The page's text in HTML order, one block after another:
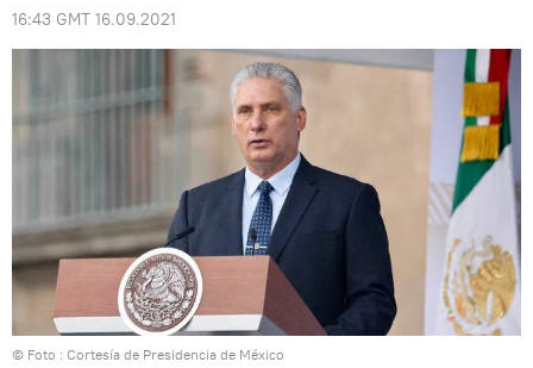
16:43 GMT 16.09.2021
© Foto : Cortesía de Presidencia de México